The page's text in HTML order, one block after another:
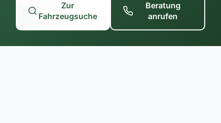
Zur
Fahrzeugsuche
Beratung
anrufen